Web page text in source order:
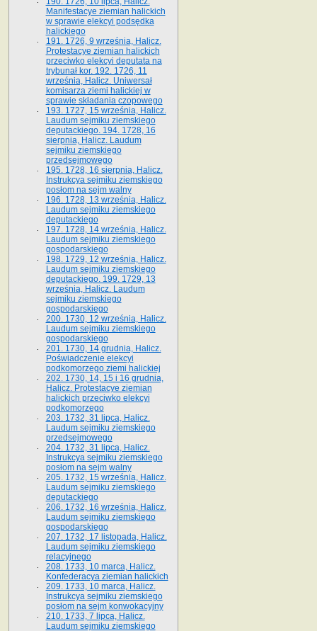
Manifestacye ziemian halickich
w sprawie elekcyi podsędka
halickiego
191. 1726, 9 września, Halicz.
Protestacye ziemian halickich
przeciwko elekcyi deputata na
trybunał kor. 192. 1726, 11
września, Halicz. Uniwersał
komisarza ziemi halickiej w
sprawie składania czopowego
193. 1727, 15 września, Halicz.
Laudum sejmiku ziemskiego
deputackiego. 194. 1728, 16
sierpnia, Halicz. Laudum
sejmiku ziemskiego
przedsejmowego
195. 1728, 16 sierpnia, Halicz.
Instrukcya sejmiku ziemskiego
posłom na sejm walny
196. 1728, 13 września, Halicz.
Laudum sejmiku ziemskiego
deputackiego
197. 1728, 14 września, Halicz.
Laudum sejmiku ziemskiego
gospodarskiego
198. 1729, 12 września, Halicz.
Laudum sejmiku ziemskiego
deputackiego. 199. 1729, 13
września, Halicz. Laudum
sejmiku ziemskiego
gospodarskiego
200. 1730, 12 września, Halicz.
Laudum sejmiku ziemskiego
gospodarskiego
201. 1730, 14 grudnia, Halicz.
Poświadczenie elekcyi
podkomorzego ziemi halickiej
202. 1730, 14, 15 i 16 grudnia,
Halicz. Protestacye ziemian
halickich przeciwko elekcyi
podkomorzego
203. 1732, 31 lipca, Halicz.
Laudum sejmiku ziemskiego
przedsejmowego
204. 1732, 31 lipca, Halicz.
Instrukcya sejmiku ziemskiego
posłom na sejm walny
205. 1732, 15 września, Halicz.
Laudum sejmiku ziemskiego
deputackiego
206. 1732, 16 września, Halicz.
Laudum sejmiku ziemskiego
gospodarskiego
207. 1732, 17 listopada, Halicz.
Laudum sejmiku ziemskiego
relacyjnego
208. 1733, 10 marca, Halicz.
Konfederacya ziemian halickich­
209. 1733, 10 marca, Halicz.
Instrukcya sejmiku ziemskiego
posłom na sejm konwokacyjny
210. 1733, 7 lipca, Halicz.
Laudum sejmiku ziemskiego